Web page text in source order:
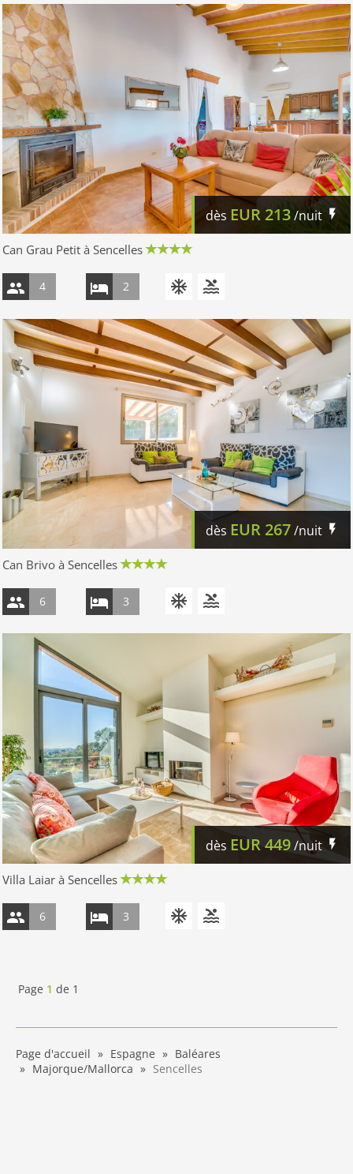
dès EUR213/nuit
Can Grau Petit à Sencelles
4 2
dès EUR 267/nuit
Can Brivo à Sencelles
6 3
dès EUR449/nuit
Villa Laiar à Sencelles
6 3
Page 1 de 1
Page d'accueil Espagne
Baléares
Majorque/Mallorca
Sencelles